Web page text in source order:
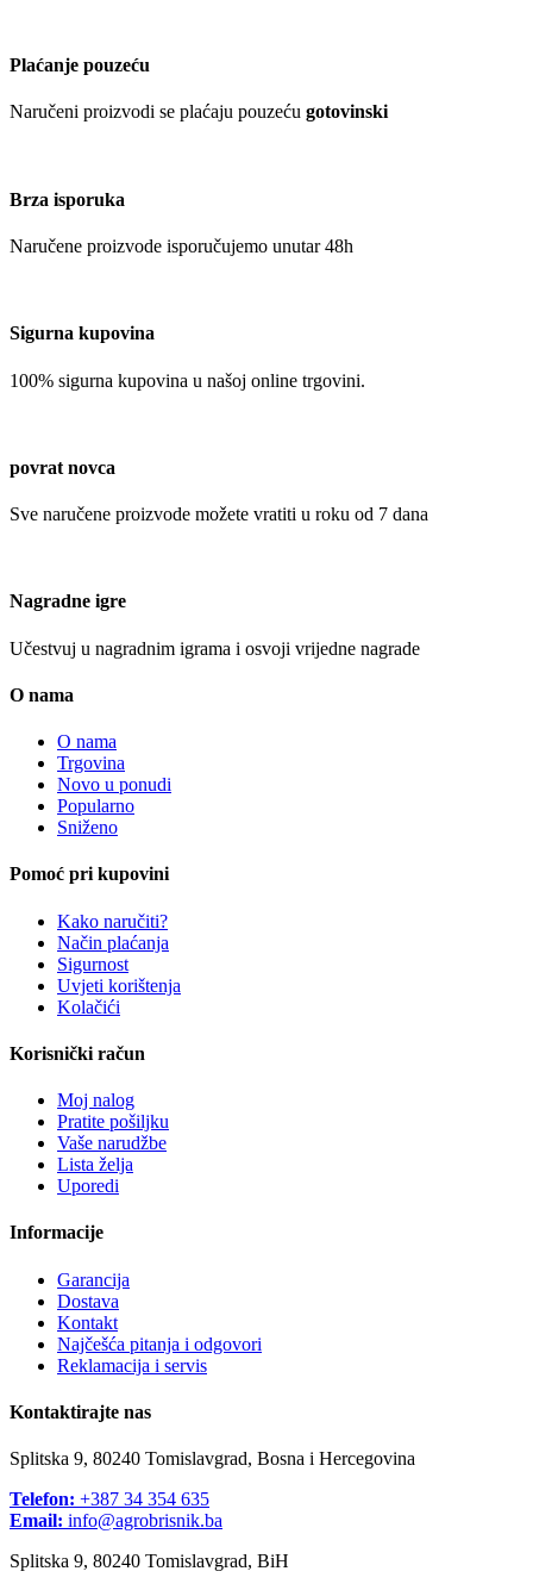
Plaćanje pouzeću
Naručeni proizvodi se plaćaju pouzeću gotovinski
Brza isporuka
Naručene proizvode isporučujemo unutar 48h
Sigurna kupovina
100% sigurna kupovina u našoj online trgovini.
povrat novca
Sve naručene proizvode možete vratiti u roku od 7 dana
Nagradne igre
Učestvuj u nagradnim igrama i osvoji vrijedne nagrade
O nama
O nama
Trgovina
Novo u ponudi
Popularno
Sniženo
Pomoć pri kupovini
Kako naručiti?
Način plaćanja
Sigurnost
Uvjeti korištenja
Kolačići
Korisnički račun
Moj nalog
Pratite pošiljku
Vaše narudžbe
Lista želja
Uporedi
Informacije
Garancija
Dostava
Kontakt
Najčešća pitanja i odgovori
Reklamacija i servis
Kontaktirajte nas
Splitska 9, 80240 Tomislavgrad, Bosna i Hercegovina
Telefon: +387 34 354 635
Email: info@agrobrisnik.ba
Splitska 9, 80240 Tomislavgrad, BiH